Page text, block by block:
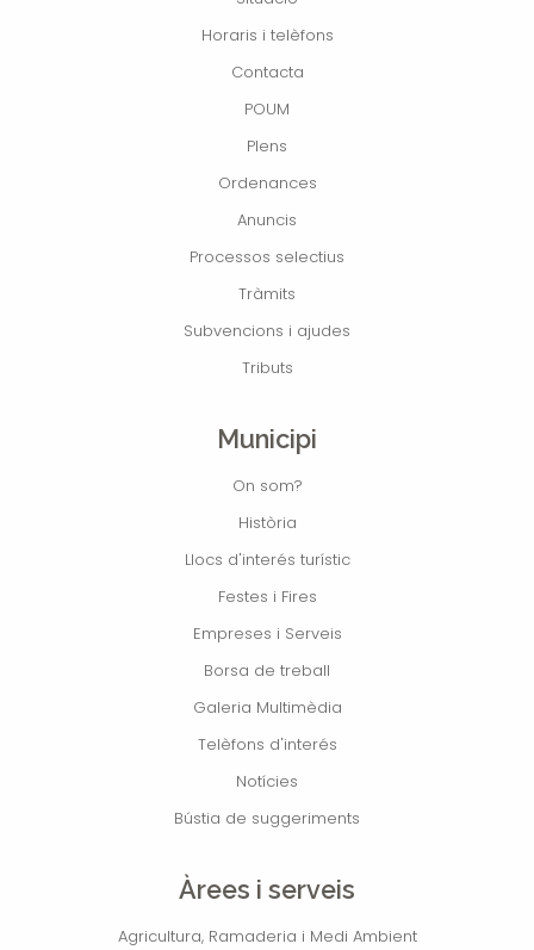
Horaris i telèfons
Contacta
POUM
Plens
Ordenances
Anuncis
Processos selectius
Tràmits
Subvencions i ajudes
Tributs
Municipi
On som?
Història
Llocs d'interés turístic
Festes i Fires
Empreses i Serveis
Borsa de treball
Galeria Multimèdia
Telèfons d'interés
Notícies
Bústia de suggeriments
Àrees i serveis
Agricultura, Ramaderia i Medi Ambient